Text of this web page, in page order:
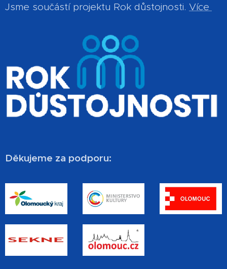
Jsme součástí projektu Rok důstojnosti. Více
Děkujeme za podporu: